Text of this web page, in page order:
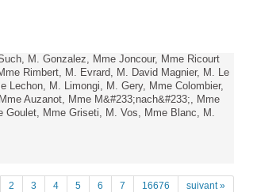
M. Gonzalez, Mme Joncour, Mme Ricourt
Rimbert, M. Evrard, M. David Magnier, M. Le
Lechon, M. Limongi, M. Gery, Mme Colombier,
Auzanot, Mme M&#233;nach&#233;, Mme
Goulet, Mme Griseti, M. Vos, Mme Blanc, M.
2 3 4 5 6 7 16676 suivant »